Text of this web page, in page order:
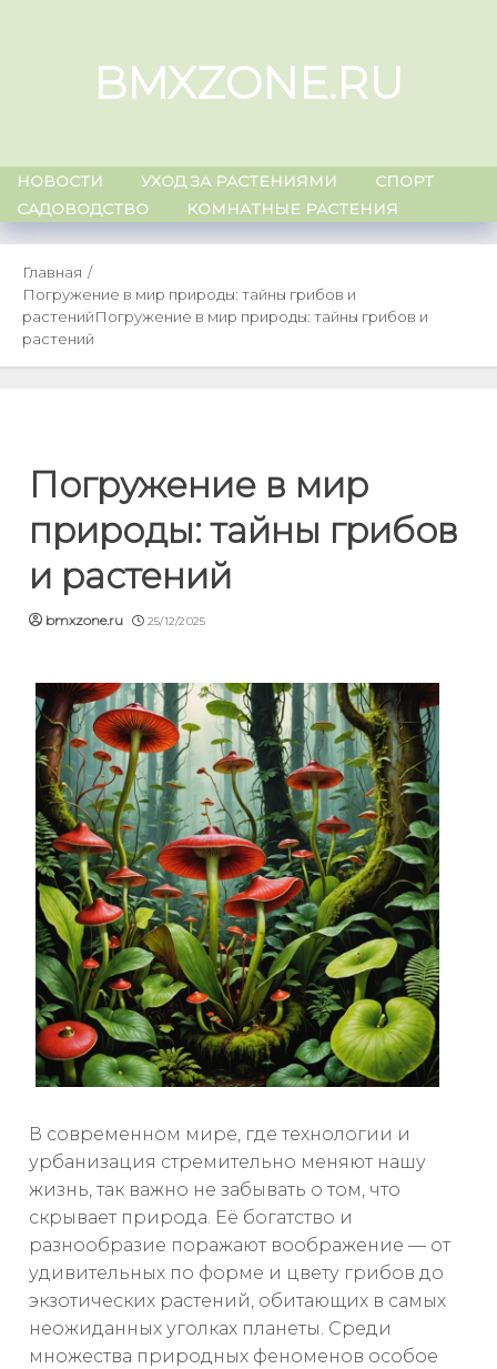
BMXZONE.RU
НОВОСТИ УХОД ЗА РАСТЕНИЯМИ
СПОРТ
САДОВОДСТВО
КОМНАТНЫЕ РАСТЕНИЯ
Главная
Погружение в мир природы: тайны грибов и
растенийПогружение в мир природы: тайны грибов и
растений
Погружение в мир
природы: тайны грибов
и растений
bmxzone.ru 25/12/2025
В современном мире, где технологии и
урбанизация стремительно меняют нашу
жизнь, так важно не забывать о том, что
скрывает природа. Её богатство и
разнообразие поражают воображение — от
удивительных по форме и цвету грибов до
экзотических растений, обитающих в самых
неожиданных уголках планеты. Среди
множества природных феноменов особое